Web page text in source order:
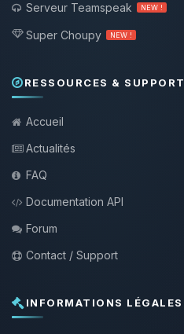
Serveur Teamspeak
NEW !
Super Choupy NEW !
RESSOURCES & SUPPORT
Accueil
Actualités
FAQ
Documentation API
Forum
Contact / Support
INFORMATIONS LÉGALES